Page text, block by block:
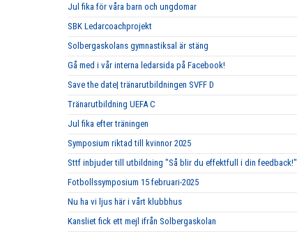
Jul fika för våra barn och ungdomar
SBK Ledarcoachprojekt
Solbergaskolans gymnastiksal är stäng
Gå med i vår interna ledarsida på Facebook!
Save the date| tränarutbildningen SVFF D
Tränarutbildning UEFA C
Jul fika efter träningen
Symposium riktad till kvinnor 2025
Sttf inbjuder till utbildning "Så blir du effektfull i din feedback!"
Fotbollssymposium 15 februari-2025
Nu ha vi ljus här i vårt klubbhus
Kansliet fick ett mejl ifrån Solbergaskolan